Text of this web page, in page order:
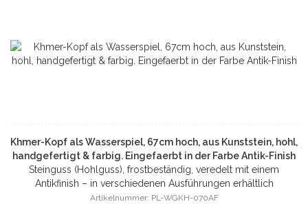
Khmer-Kopf als Wasserspiel, 67cm hoch, aus Kunststein, hohl,
handgefertigt & farbig. Eingefaerbt in der Farbe Antik-Finish
Steinguss (Hohlguss), frostbeständig, veredelt mit einem
Antikfinish – in verschiedenen Ausführungen erhältlich
Artikelnummer: PL-WGKH-070AF